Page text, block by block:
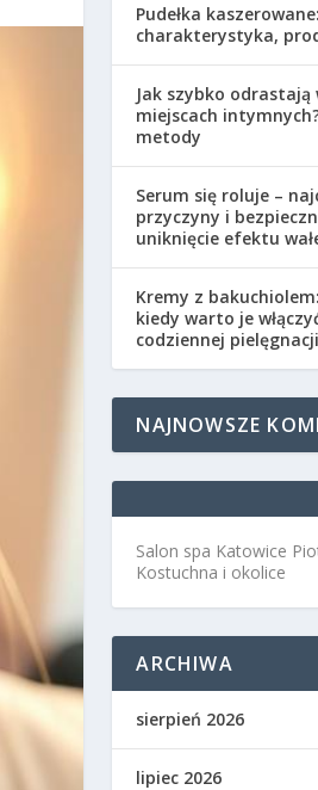
Pudełka kaszerowane:
charakterystyka,
Jak szybko odrastają
miejscach
metody
Serum się roluje –
przyczyny i
uniknięcie efektu
Kremy z
kiedy warto je
codziennej
NAJNOWSZE
Salon spa Katowice
Kostuchna i okolice
ARCHIWA
sierpień 2026
lipiec 2026